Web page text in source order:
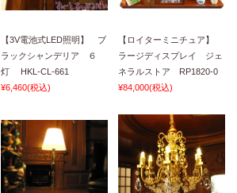
【3V電池式LED照明】 ブ
ラックシャンデリア ６
灯 HKL-CL-661
¥6,460(税込)
【ロイターミニチュア】
ラージディスプレイ ジェ
ネラルストア RP1820-0
¥84,000(税込)